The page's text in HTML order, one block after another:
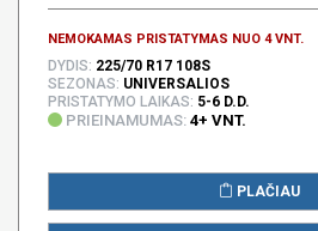
NEMOKAMAS PRISTATYMAS NUO 4 VNT.
DYDIS: 225/70 R17 108S
SEZONAS: UNIVERSALIOS
PRISTATYMO LAIKAS: 5-6 D.D.
PRIEINAMUMAS: 4+ VNT.
PLAČIAU